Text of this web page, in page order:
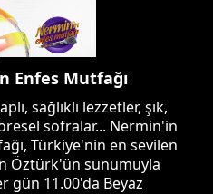
Enfes Mutfağı
sağlıklı lezzetler, şık,
sofralar... Nermin'in
Türkiye'nin en sevilen
Öztürk'ün sunumuyla
gün 11.00'da Beyaz